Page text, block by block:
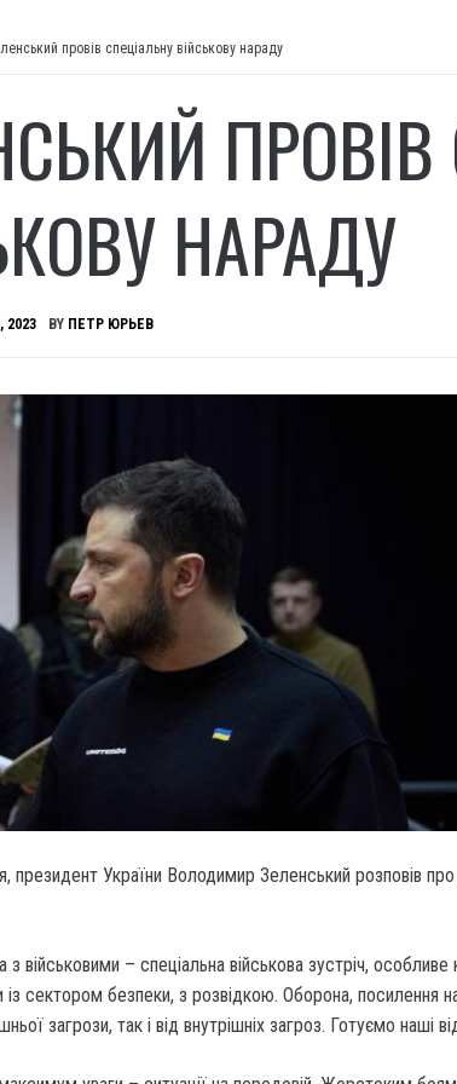
провів спеціальну військову нараду
НАРАДУ
2023 BY ПЕТР ЮРЬЕВ
президент України Володимир Зеленський розповів
з військовими – спеціальна військова зустріч, особливе
сектором безпеки, з розвідкою. Оборона, посилення
загрози, так і від внутрішніх загроз. Готуємо наші